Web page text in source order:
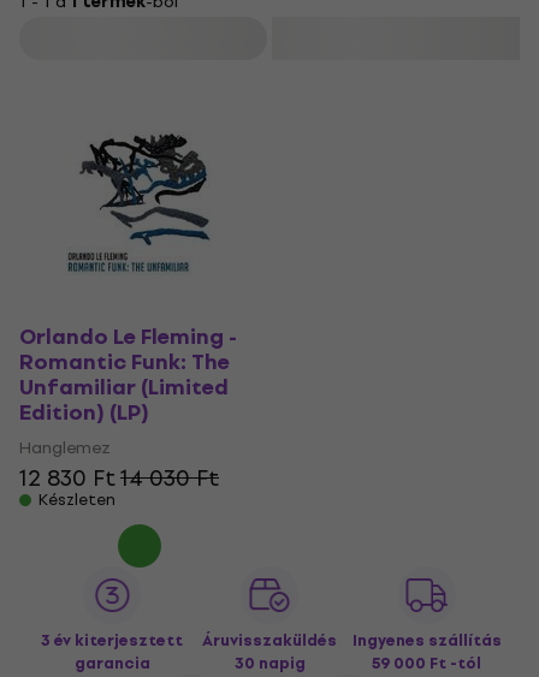
Orlando Le Fleming -
Romantic Funk: The
Unfamiliar (Limited
Edition) (LP)
Hanglemez
12 830 Ft14 030 Ft
Készleten
3 év kiterjesztett
garancia
Áruvisszaküldés
30 napig
Ingyenes szállítás
59 000 Ft -tól